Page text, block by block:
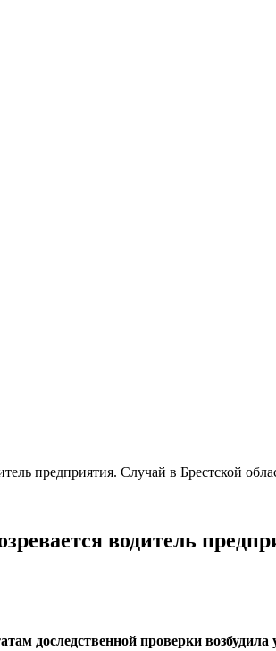
предприятия. Случай в Брестской
водитель
доследственной проверки